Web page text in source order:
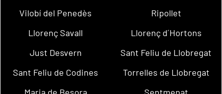
Vilobí del Penedès
Ripollet
Llorenç Savall
Llorenç d´Hortons
Just Desvern
Sant Feliu de Llobregat
Sant Feliu de Codines
Torrelles de Llobregat